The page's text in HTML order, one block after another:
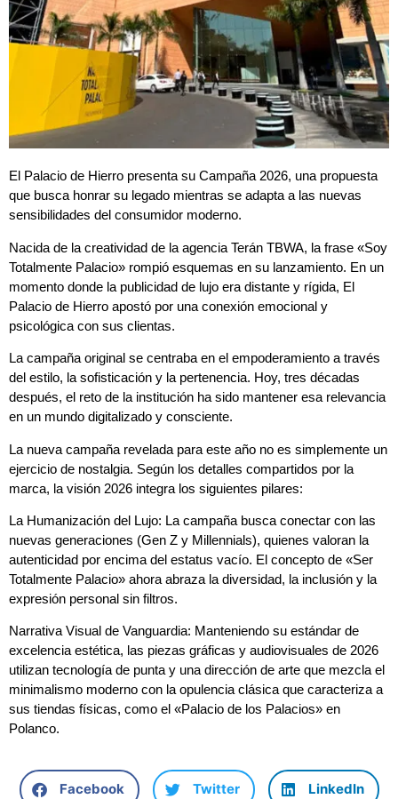
El Palacio de Hierro presenta su Campaña 2026, una propuesta
que busca honrar su legado mientras se adapta a las nuevas
sensibilidades del consumidor moderno.
Nacida de la creatividad de la agencia Terán TBWA, la frase «Soy
Totalmente Palacio» rompió esquemas en su lanzamiento. En un
momento donde la publicidad de lujo era distante y rígida, El
Palacio de Hierro apostó por una conexión emocional y
psicológica con sus clientas.
La campaña original se centraba en el empoderamiento a través
del estilo, la sofisticación y la pertenencia. Hoy, tres décadas
después, el reto de la institución ha sido mantener esa relevancia
en un mundo digitalizado y consciente.
La nueva campaña revelada para este año no es simplemente un
ejercicio de nostalgia. Según los detalles compartidos por la
marca, la visión 2026 integra los siguientes pilares:
La Humanización del Lujo: La campaña busca conectar con las
nuevas generaciones (Gen Z y Millennials), quienes valoran la
autenticidad por encima del estatus vacío. El concepto de «Ser
Totalmente Palacio» ahora abraza la diversidad, la inclusión y la
expresión personal sin filtros.
Narrativa Visual de Vanguardia: Manteniendo su estándar de
excelencia estética, las piezas gráficas y audiovisuales de 2026
utilizan tecnología de punta y una dirección de arte que mezcla el
minimalismo moderno con la opulencia clásica que caracteriza a
sus tiendas físicas, como el «Palacio de los Palacios» en
Polanco.
Facebook Twitter LinkedIn